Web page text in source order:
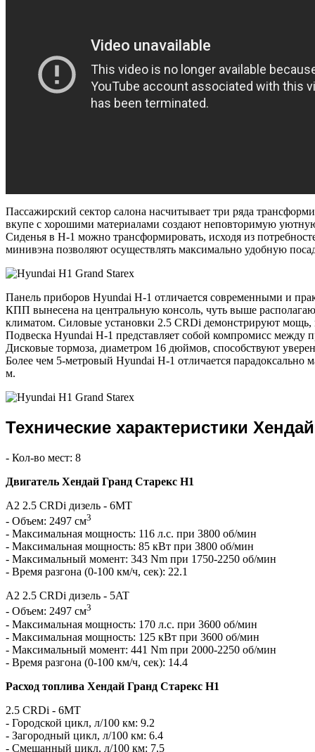
Пассажирский сектор салона насчитывает три ряда
вкупе с хорошими материалами создают неповторимую
Сиденья в H-1 можно трансформировать, исходя из
минивэна позволяют осуществлять максимально удобную
Панель приборов Hyundai H-1 отличается современными и
КПП вынесена на центральную консоль, чуть выше
климатом. Силовые установки 2.5 CRDi демонстрируют мощь,
Подвеска Hyundai H-1 представляет собой компромисс между
Дисковые тормоза, диаметром 16 дюймов, способствуют
Более чем 5-метровый Hyundai H-1 отличается парадоксально
м.
Технические характеристики
- Кол-во мест: 8
Двигатель Хендай Гранд Старекс H1
A2 2.5 CRDi дизель - 6MT
- Объем: 2497 см3
- Максимальная мощность: 116 л.с. при 3800 об/мин
- Максимальная мощность: 85 кВт при 3800 об/мин
- Максимальный момент: 343 Nm при 1750-2250 об/мин
- Время разгона (0-100 км/ч, сек): 22.1
A2 2.5 CRDi дизель - 5AT
- Объем: 2497 см3
- Максимальная мощность: 170 л.с. при 3600 об/мин
- Максимальная мощность: 125 кВт при 3600 об/мин
- Максимальный момент: 441 Nm при 2000-2250 об/мин
- Время разгона (0-100 км/ч, сек): 14.4
Расход топлива Хендай Гранд Старекс H1
2.5 CRDi - 6MT
- Городской цикл, л/100 км: 9.2
- Загородный цикл, л/100 км: 6.4
- Смешанный цикл, л/100 км: 7.5